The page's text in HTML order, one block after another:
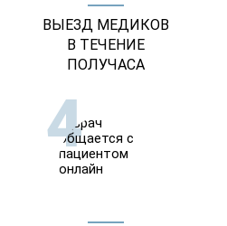
ВЫЕЗД МЕДИКОВ
В ТЕЧЕНИЕ
ПОЛУЧАСА
4